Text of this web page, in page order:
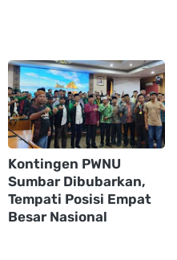
Kontingen PWNU
Sumbar Dibubarkan,
Tempati Posisi Empat
Besar Nasional